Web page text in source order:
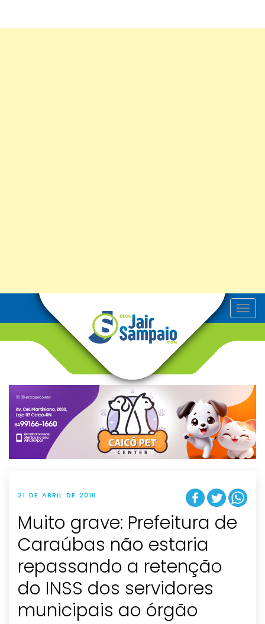
T
o
v
g
t
i
o
n
21 DE ABRIL DE 2016
Muito grave: Prefeitura de
Caraúbas não estaria
repassando a retenção
do INSS dos servidores
municipais ao órgão